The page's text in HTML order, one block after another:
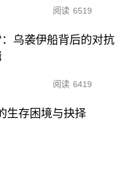
阅读 6519
乌袭伊船背后的对抗
阅读 6419
生存困境与抉择